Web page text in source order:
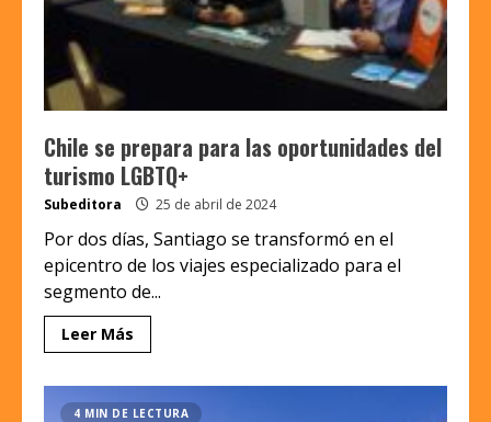
Chile se prepara para las oportunidades del
turismo LGBTQ+
Subeditora 25 de abril de 2024
Por dos días, Santiago se transformó en el
epicentro de los viajes especializado para el
segmento de...
Leer Más
4 MIN DE LECTURA